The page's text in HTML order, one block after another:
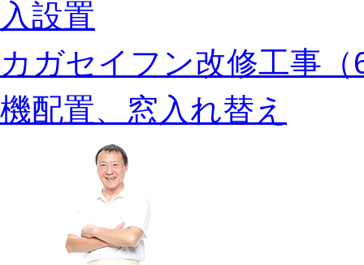
入設置
カガセイフン改修工事
機配置、窓入れ替え